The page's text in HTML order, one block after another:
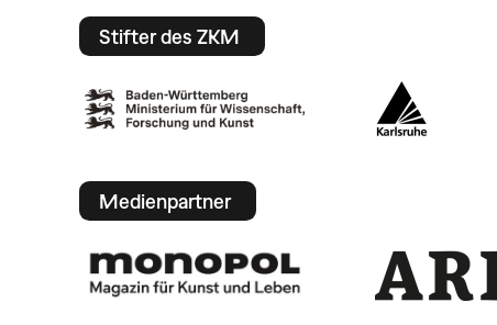
Stifter des ZKM
Medienpartner